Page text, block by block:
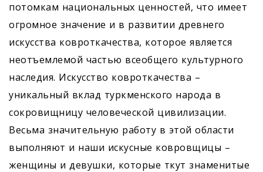
потомкам национальных ценностей, что имеет
огромное значение и в развитии древнего
искусства ковроткачества, которое является
неотъемлемой частью всеобщего культурного
наследия. Искусство ковроткачества –
уникальный вклад туркменского народа в
сокровищницу человеческой цивилизации.
Весьма значительную работу в этой области
выполняют и наши искусные ковровщицы –
женщины и девушки, которые ткут знаменитые